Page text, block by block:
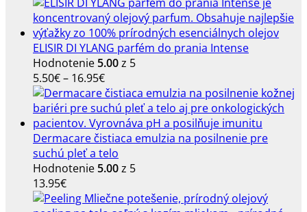
ELISIR DI YLANG parfém do prania Intense
Hodnotenie 5.00z 5
5.50€– 16.95€Price
range:
5.50€
through
16.95€
Dermacare čistiaca emulzia na posilnenie pre
suchú pleť a telo
Hodnotenie 5.00z 5
13.95€